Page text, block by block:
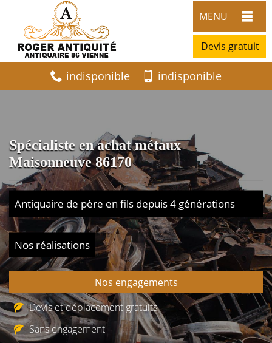
MENU
Devis gratuit
indisponible indisponible
Spécialiste en achat métaux
Maisonneuve 86170
Antiquaire de père en fils depuis 4 générations
Nos réalisations
Nos engagements
Devis et déplacement gratuits
Sans engagement